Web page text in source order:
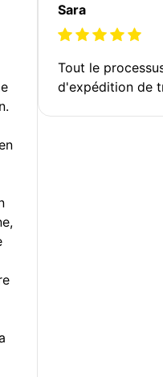
Sara
Tout le
d'expédition de